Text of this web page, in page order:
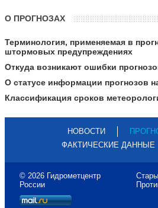
О ПРОГНОЗАХ
Терминология, применяемая в
штормовых предупреждениях
Откуда возникают ошибки
О статусе информации прогнозов
Классификация сроков
НОВОСТИ
ФАКТИЧЕСКИЕ ДАННЫЕ
© 2026 Гидрометцентр
России